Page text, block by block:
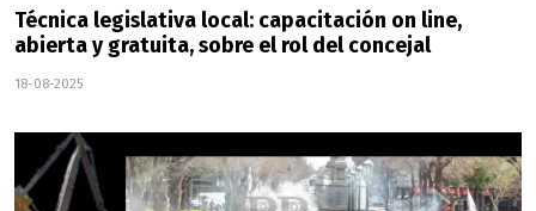
Técnica legislativa local: capacitación on line,
abierta y gratuita, sobre el rol del concejal
18-08-2025